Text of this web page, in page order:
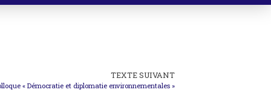
TEXTE SUIVANT
« Démocratie et diplomatie environnementales »